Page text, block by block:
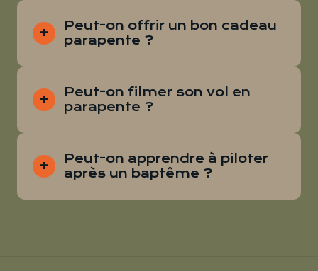
Peut-on offrir un bon cadeau
parapente ?
Peut-on filmer son vol en
parapente ?
Peut-on apprendre à piloter
après un baptême ?